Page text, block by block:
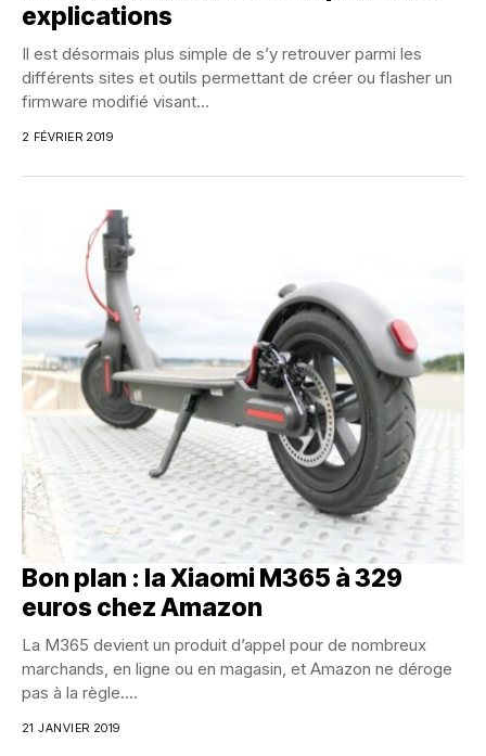
explications
Il est désormais plus simple de s’y retrouver parmi les
différents sites et outils permettant de créer ou flasher un
firmware modifié visant...
2 FÉVRIER 2019
Bon plan : la Xiaomi M365 à 329
euros chez Amazon
La M365 devient un produit d’appel pour de nombreux
marchands, en ligne ou en magasin, et Amazon ne déroge
pas à la règle....
21 JANVIER 2019